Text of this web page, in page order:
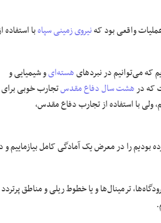
واقعی بود کهنیروی زمینی سپاهبا استفاده
که می‌توانیم در نبردهایهسته‌ایو شیمیایی و
که درهشت سال دفاع مقدستجارب خوبی برای
ولی با استفاده از تجارب دفاع مقدس،
بودیم را در معرض یک آمادگی کامل بیازماییم و
ترمینال‌ها و یا خطوط ریلی و مناطق پرتردد